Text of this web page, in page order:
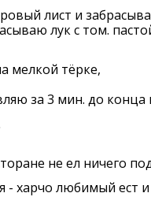
лист и
лук с том.
мелкой тёрке,
за 3 мин. до конца
не ел ничего
- харчо любимый ест